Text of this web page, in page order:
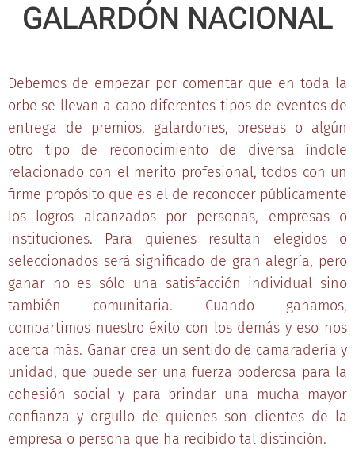
GALARDÓN NACIONAL
Debemos de empezar por comentar que en toda la
orbe se llevan a cabo diferentes tipos de eventos de
entrega de premios, galardones, preseas o algún
otro tipo de reconocimiento de diversa índole
relacionado con el merito profesional, todos con un
firme propósito que es el de reconocer públicamente
los logros alcanzados por personas, empresas o
instituciones. Para quienes resultan elegidos o
seleccionados será significado de gran alegría, pero
ganar no es sólo una satisfacción individual sino
también comunitaria. Cuando ganamos,
compartimos nuestro éxito con los demás y eso nos
acerca más. Ganar crea un sentido de camaradería y
unidad, que puede ser una fuerza poderosa para la
cohesión social y para brindar una mucha mayor
confianza y orgullo de quienes son clientes de la
empresa o persona que ha recibido tal distinción.